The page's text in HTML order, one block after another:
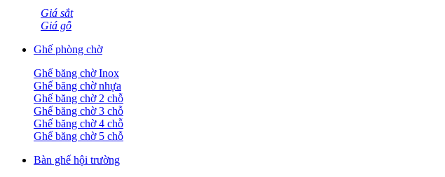
Giá sắt
Giá gỗ
Ghế phòng chờ
Ghế băng chờ Inox
Ghế băng chờ nhựa
Ghế băng chờ 2 chỗ
Ghế băng chờ 3 chỗ
Ghế băng chờ 4 chỗ
Ghế băng chờ 5 chỗ
Bàn ghế hội trường